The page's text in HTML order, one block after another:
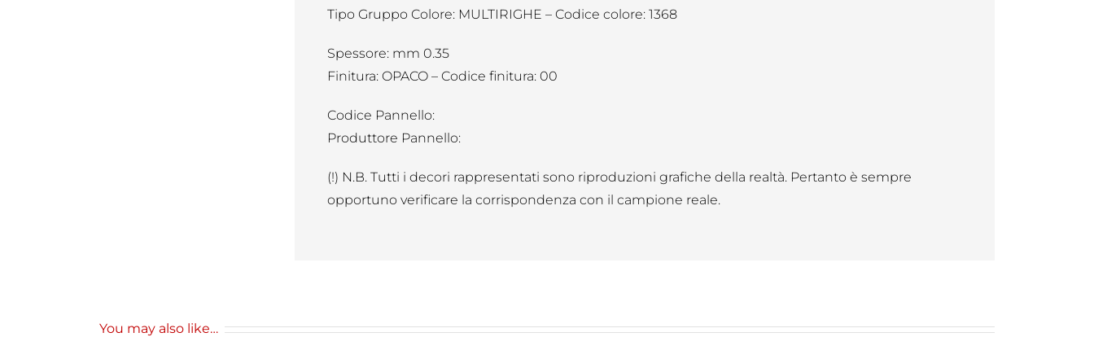
Tipo Gruppo Colore: MULTIRIGHE – Codice colore: 1368
Spessore: mm 0.35
Finitura: OPACO – Codice finitura: 00
Codice Pannello:
Produttore Pannello:
(!) N.B. Tutti i decori rappresentati sono riproduzioni grafiche della realtà. Pertanto è sempre
opportuno verificare la corrispondenza con il campione reale.
You may also like…